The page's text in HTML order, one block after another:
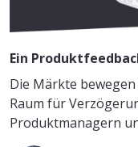
Ein
Die Märkte
Raum für
Produktmanagern